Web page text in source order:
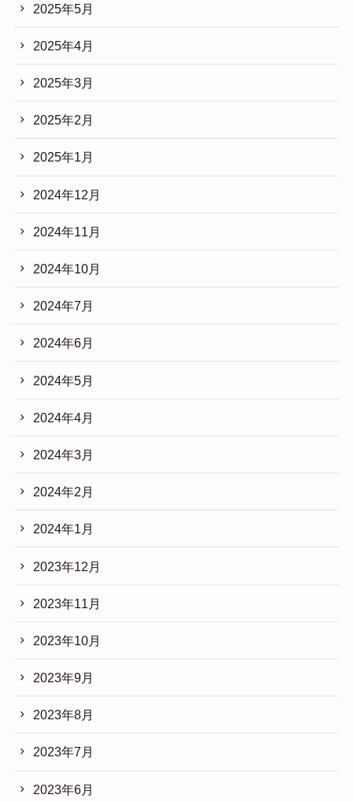
2025年5月
2025年4月
2025年3月
2025年2月
2025年1月
2024年12月
2024年11月
2024年10月
2024年7月
2024年6月
2024年5月
2024年4月
2024年3月
2024年2月
2024年1月
2023年12月
2023年11月
2023年10月
2023年9月
2023年8月
2023年7月
2023年6月